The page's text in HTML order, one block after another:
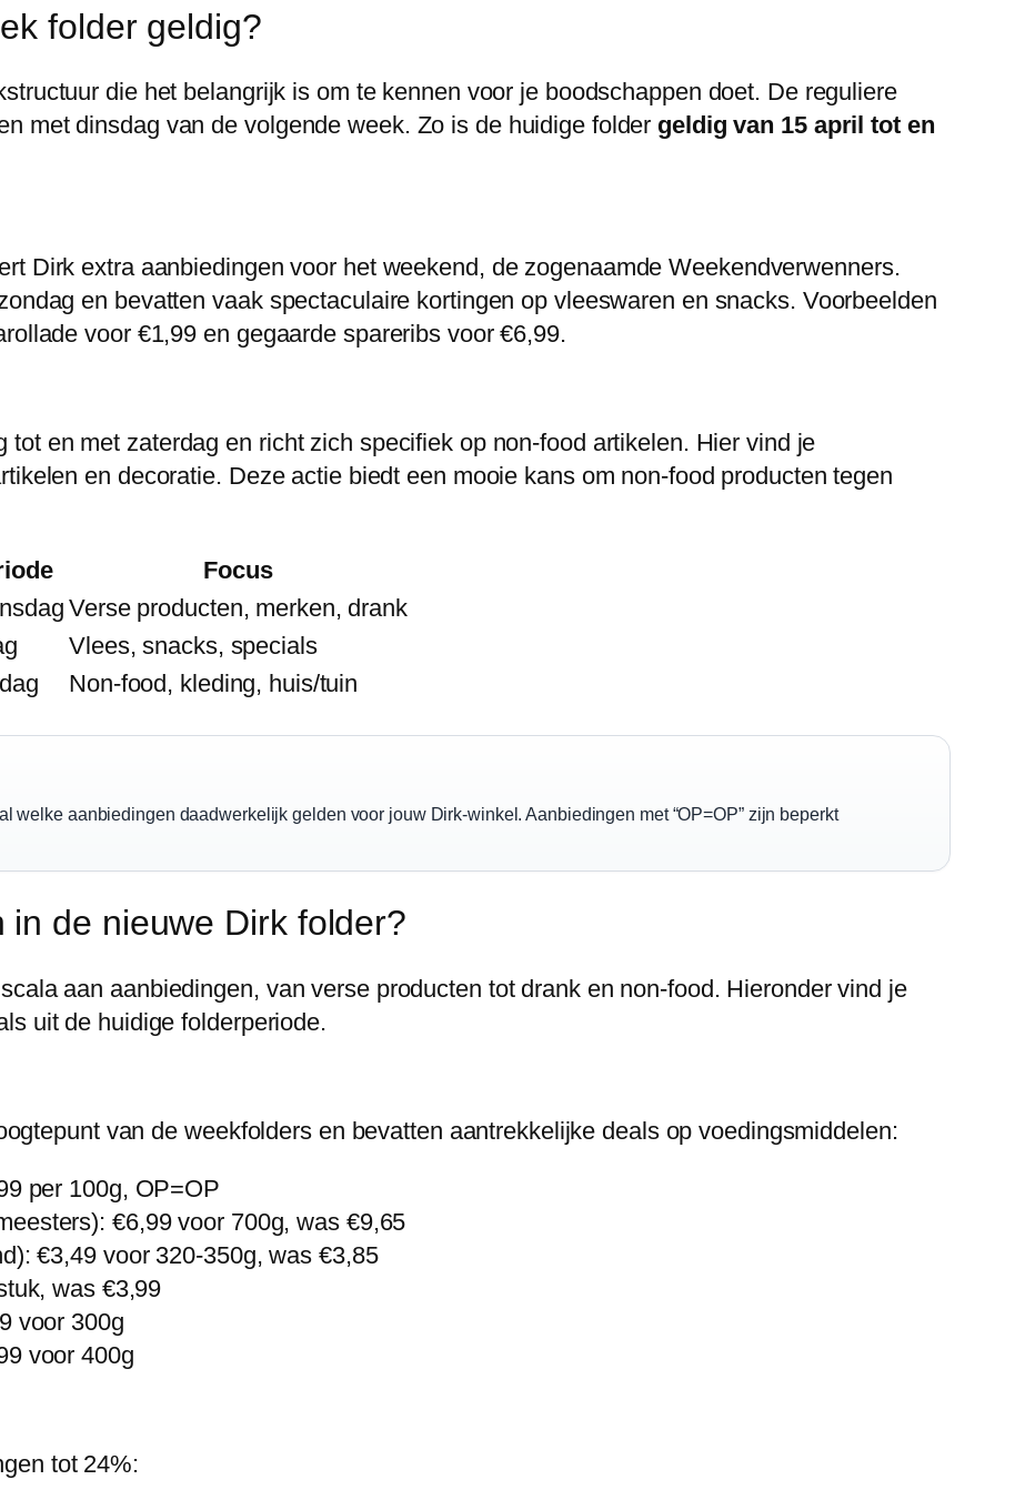
folder geldig?
die het belangrijk is om te kennen voor je boodschappen doet. De reguliere
met dinsdag van de volgende week. Zo is de huidige folder geldig van 15 april tot en
Dirk extra aanbiedingen voor het weekend, de zogenaamde Weekendverwenners.
en bevatten vaak spectaculaire kortingen op vleeswaren en snacks. Voorbeelden
voor €1,99 en gegaarde spareribs voor €6,99.
en met zaterdag en richt zich specifiek op non-food artikelen. Hier vind je
en decoratie. Deze actie biedt een mooie kans om non-food producten tegen
Focus
Verse producten, merken, drank
Vlees, snacks, specials
Non-food, kleding, huis/tuin
welke aanbiedingen daadwerkelijk gelden voor jouw Dirk-winkel. Aanbiedingen met “OP=OP” zijn beperkt
de nieuwe Dirk folder?
aan aanbiedingen, van verse producten tot drank en non-food. Hieronder vind je
uit de huidige folderperiode.
van de weekfolders en bevatten aantrekkelijke deals op voedingsmiddelen:
per 100g, OP=OP
€6,99 voor 700g, was €9,65
€3,49 voor 320-350g, was €3,85
was €3,99
voor 300g
voor 400g
tot 24%: